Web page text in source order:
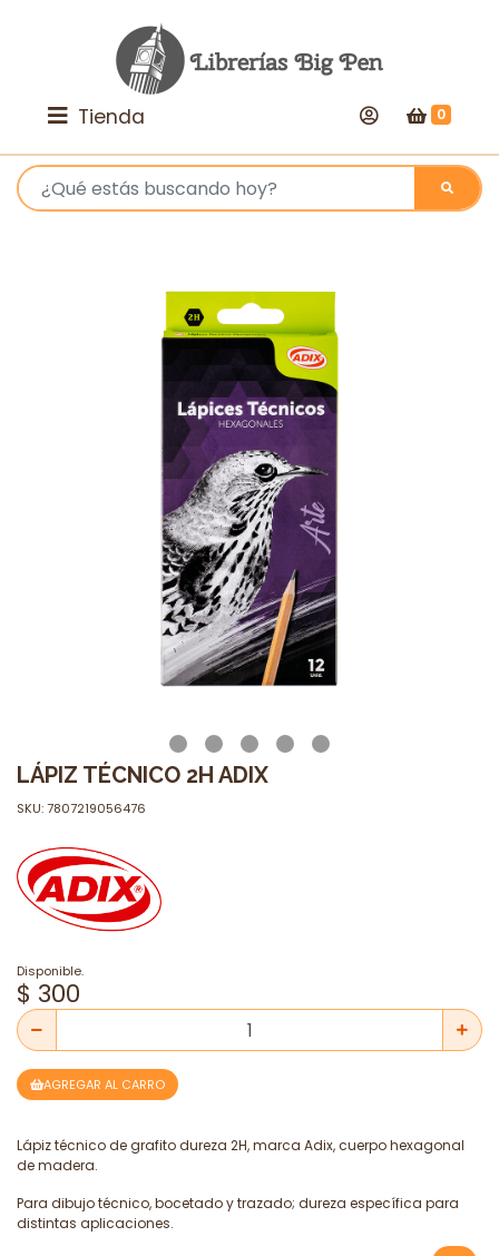
Tienda 0
LÁPIZ TÉCNICO 2H ADIX
SKU: 7807219056476
Disponible.
$ 300
AGREGAR AL CARRO
Lápiz técnico de grafito dureza 2H, marca Adix, cuerpo hexagonal
de madera.
Para dibujo técnico, bocetado y trazado; dureza específica para
distintas aplicaciones.